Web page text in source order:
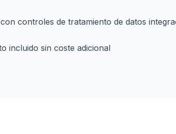
controles de tratamiento de datos
incluido sin coste adicional